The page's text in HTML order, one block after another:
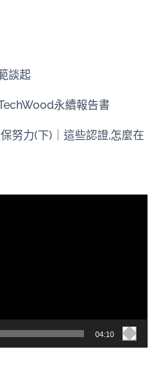
談起
永續報告書
努力(下)｜這些認證,怎麼在
04:10